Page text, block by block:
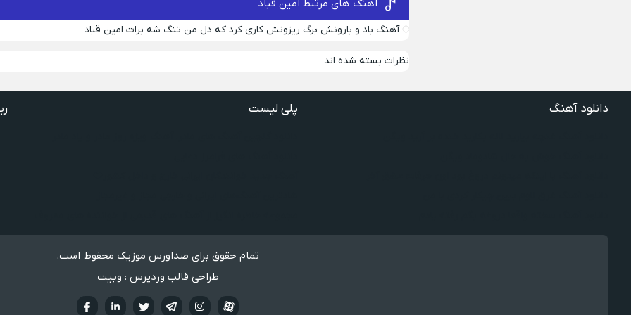
آهنگ های مرتبط امین قباد
آهنگ باد و بارونش برگ ریزونش کاری کرد که دل من تنگ شه برات امین قباد
نظرات بسته شده اند
دانلود آهنگ پلی لیست
تمام حقوق برای صداورس موزیک محفوظ است.
طراحی قالب وردپرس : وبیت
تويتر تلگرام
اینستاگرام آپارات